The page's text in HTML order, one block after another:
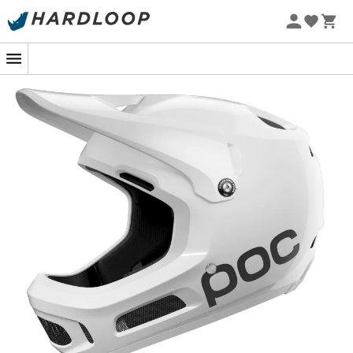
Letní akce 🔥 -5 % EXTRA při nákupu 2 produktů* s kódem
Coron Air MIPS jeintegrální MTB helma od značky
Přináší pohodlí, ale především ochranu na vyšší úroveň.
zde představuje bezpečnou helmu s dostatečnou